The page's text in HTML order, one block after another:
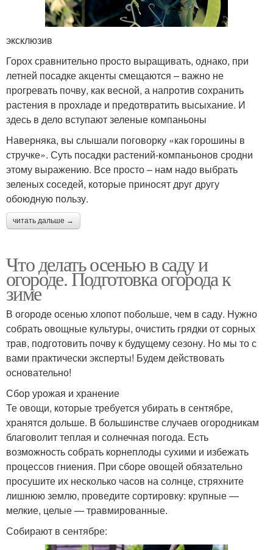
эксклюзив
Горох сравнительно просто выращивать, однако, при
летней посадке акценты смещаются – важно не
прогревать почву, как весной, а напротив сохранить
растения в прохладе и предотвратить высыхание. И
здесь в дело вступают зеленые компаньоны
Наверняка, вы слышали поговорку «как горошины в
стручке». Суть посадки растений-компаньонов сродни
этому выражению. Все просто – нам надо выбрать
зеленых соседей, которые приносят друг другу
обоюдную пользу.
читать дальше →
Что делать осенью в саду и
огороде. Подготовка огорода к
зиме
В огороде осенью хлопот побольше, чем в саду. Нужно
собрать овощные культуры, очистить грядки от сорных
трав, подготовить почву к будущему сезону. Но мы то с
вами практически эксперты! Будем действовать
основательно!
Сбор урожая и хранение
Те овощи, которые требуется убирать в сентябре,
хранятся дольше. В большинстве случаев огородникам
благоволит теплая и солнечная погода. Есть
возможность собрать корнеплоды сухими и избежать
процессов гниения. При сборе овощей обязательно
просушите их несколько часов на солнце, стряхните
лишнюю землю, проведите сортировку: крупные —
мелкие, целые — травмированные.
Собирают в сентябре: